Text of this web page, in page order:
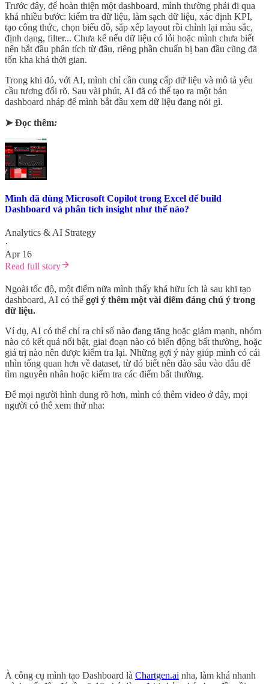
Trước đây, để hoàn thiện một dashboard, mình thường phải đi qua
khá nhiều bước: kiểm tra dữ liệu, làm sạch dữ liệu, xác định KPI,
tạo công thức, chọn biểu đồ, sắp xếp layout rồi chỉnh lại màu sắc,
định dạng, filter... Chưa kể nếu dữ liệu có lỗi hoặc mình chưa biết
nên bắt đầu phân tích từ đâu, riêng phần chuẩn bị ban đầu cũng đã
tốn kha khá thời gian.
Trong khi đó, với AI, mình chỉ cần cung cấp dữ liệu và mô tả yêu
cầu tương đối rõ. Sau vài phút, AI đã có thể tạo ra một bản
dashboard nháp để mình bắt đầu xem dữ liệu đang nói gì.
➤ Đọc thêm:
Mình đã dùng Microsoft Copilot trong Excel để build
Dashboard và phân tích insight như thế nào?
Analytics & AI Strategy
·
Apr 16
Read full story
Ngoài tốc độ, một điểm nữa mình thấy khá hữu ích là sau khi tạo
dashboard, AI có thể gợi ý thêm một vài điểm đáng chú ý trong
dữ liệu.
Ví dụ, AI có thể chỉ ra chỉ số nào đang tăng hoặc giảm mạnh, nhóm
nào có kết quả nổi bật, giai đoạn nào có biến động bất thường, hoặc
giá trị nào nên được kiểm tra lại. Những gợi ý này giúp mình có cái
nhìn tổng quan hơn về dataset, từ đó biết nên đào sâu vào đâu để
tìm nguyên nhân hoặc kiểm tra các điểm bất thường.
Để mọi người hình dung rõ hơn, mình có thêm video ở đây, mọi
người có thể xem thử nha:
À công cụ mình tạo Dashboard là Chartgen.ai nha, làm khá nhanh